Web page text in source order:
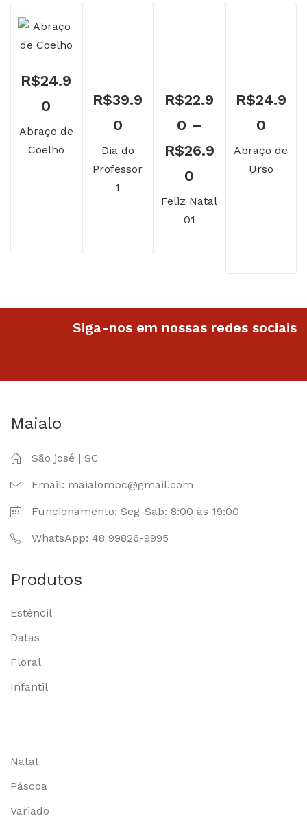
R$24.9
0
Abraço de
Coelho
R$39.9
0
Dia do
Professor
1
R$22.9
0 –
R$26.9
0
de
preço:
Feliz Natal
01
R$24.9
0
Abraço de
Urso
Siga-nos em nossas redes sociais
Maialo
São josé | SC
Email: maialombc@gmail.com
Funcionamento: Seg-Sab: 8:00 às 19:00
WhatsApp: 48 99826-9995
Produtos
Estêncil
Datas
Floral
Infantil
Natal
Páscoa
Variado